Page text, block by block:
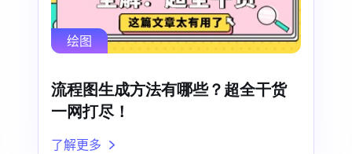
绘图
流程图生成方法有哪些？超全干货
一网打尽！
了解更多